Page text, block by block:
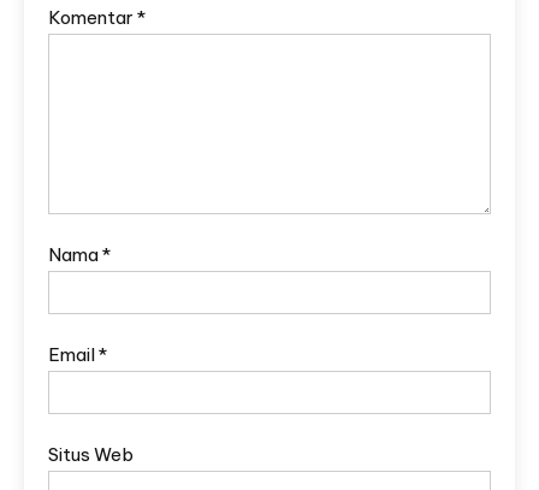
Komentar *
Nama*
Email*
Situs Web